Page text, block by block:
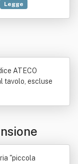
Legge
ATECO
tavolo, escluse
"piccola